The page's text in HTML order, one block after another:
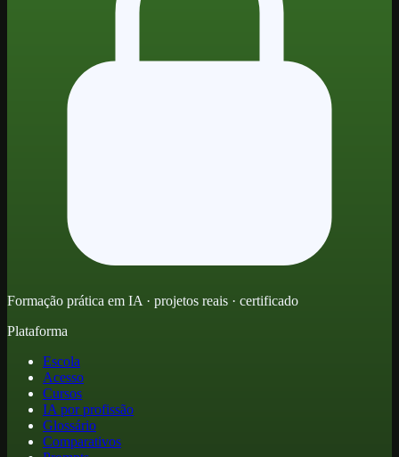
Formação prática em IA · projetos reais · certificado
Plataforma
Escola
Acesso
Cursos
IA por profissão
Glossário
Comparativos